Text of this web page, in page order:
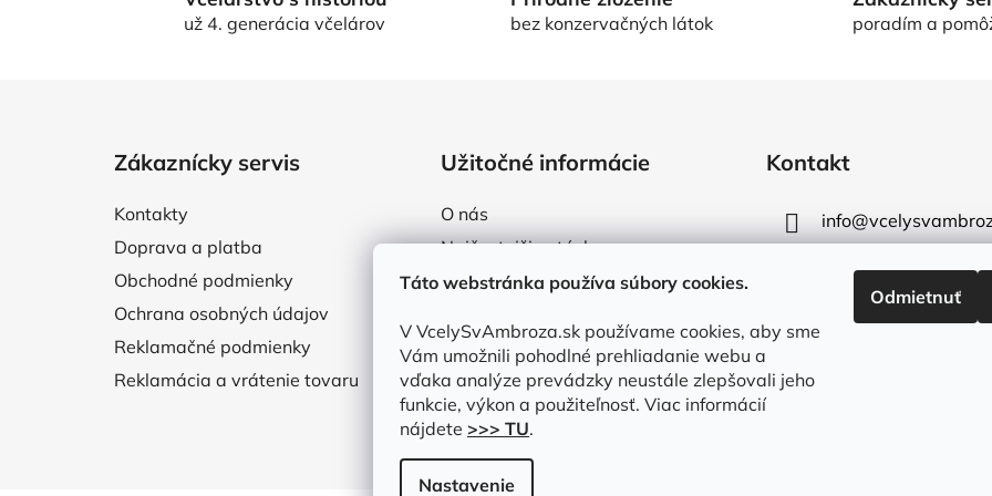
Táto webstránka používa súbory cookies.
V VcelySvAmbroza.sk používame cookies, aby sme
Vám umožnili pohodlné prehliadanie webu a
vďaka analýze prevádzky neustále zlepšovali jeho
funkcie, výkon a použiteľnosť. Viac informácií
nájdete >>> TU.
Nastavenie
Odmietnuť
i
e
ý
p
u
i
už 4. generácia včelárov bez konzervačných látok poradím a
Zákaznícky servis
Kontakty
Doprava a platba
Obchodné podmienky
Ochrana osobných údajov
Reklamačné podmienky
Reklamácia a vrátenie tovaru
Užitočné informácie
O nás
Najčastejšie otázky
Blog
Kontakt
info@
+421 907 983 586